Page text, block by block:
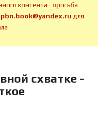
контента - просьба
pbn.book@yandex.ru для
схватке -